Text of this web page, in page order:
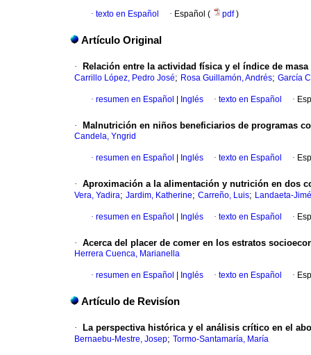
· texto en Español · Español ( pdf)
Artículo Original
· Relación entre la actividad física y el índice de
Carrillo López, Pedro José; Rosa Guillamón, Andrés; García
· resumen en Español Inglés · texto en Español ·
· Malnutrición en niños beneficiarios de programas
Candela, Yngrid
· resumen en Español Inglés · texto en Español ·
· Aproximación a la alimentación y nutrición en dos
Vera, Yadira; Jardim, Katherine; Carreño, Luis; Landaeta-
· resumen en Español Inglés · texto en Español ·
· Acerca del placer de comer en los estratos
Herrera Cuenca, Marianella
· resumen en Español Inglés · texto en Español ·
Artículo de Revisíon
· La perspectiva histórica y el análisis crítico en el
Bernaebu-Mestre, Josep; Tormo-Santamaría, María